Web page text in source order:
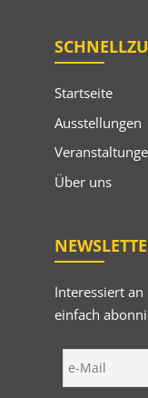
Startseite
Ausstellungen
Über uns
Interessiert
einfach